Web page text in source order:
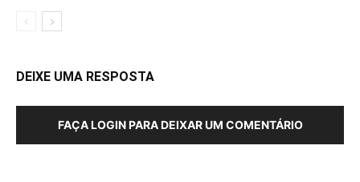
DEIXE UMA RESPOSTA
FAÇA LOGIN PARA DEIXAR UM COMENTÁRIO